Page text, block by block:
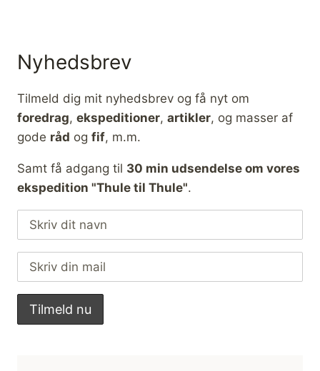
Nyhedsbrev
Tilmeld dig mit nyhedsbrev og få nyt om
foredrag, ekspeditioner, artikler, og masser af
gode råd og fif, m.m.
Samt få adgang til 30 min udsendelse om vores
ekspedition "Thule til Thule".